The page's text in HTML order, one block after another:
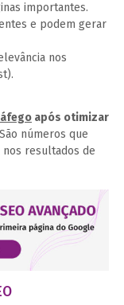
importantes.
e podem gerar
nos
após otimizar
números que
resultados de